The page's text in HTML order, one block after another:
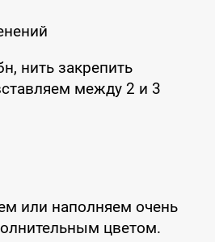
нить закрепить
между 2 и 3
или наполняем очень
цветом.